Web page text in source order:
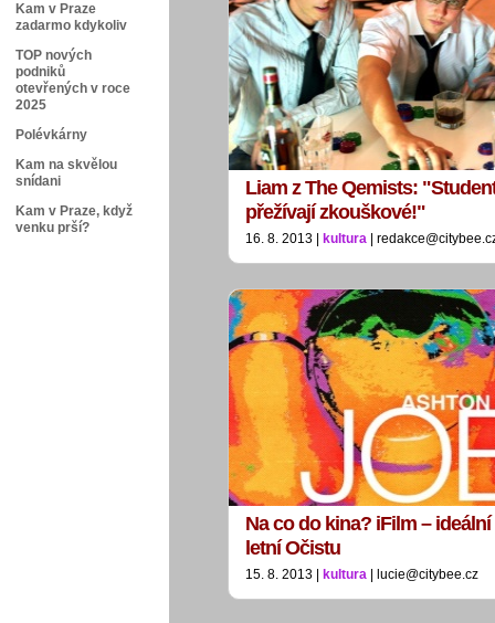
Kam v Praze
zadarmo kdykoliv
TOP nových
podniků
otevřených v roce
2025
Polévkárny
Kam na skvělou
snídani
Kam v Praze, když
venku prší?
Liam z The Qemists:
přežívají zkouškové!"
16. 8. 2013 | kultura |
Na co do kina? iFilm –
letní Očistu
15. 8. 2013 | kultura | lucie@citybee.cz